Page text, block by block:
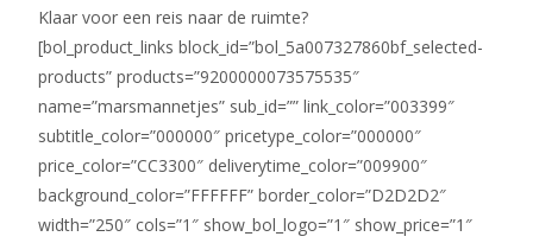
Klaar voor een reis naar de ruimte?
[bol_product_links block_id=”bol_5a007327860bf_selected-
products” products=”9200000073575535″
name=”marsmannetjes” sub_id=”” link_color=”003399″
subtitle_color=”000000″ pricetype_color=”000000″
price_color=”CC3300″ deliverytime_color=”009900″
background_color=”FFFFFF” border_color=”D2D2D2″
width=”250″ cols=”1″ show_bol_logo=”1″ show_price=”1″